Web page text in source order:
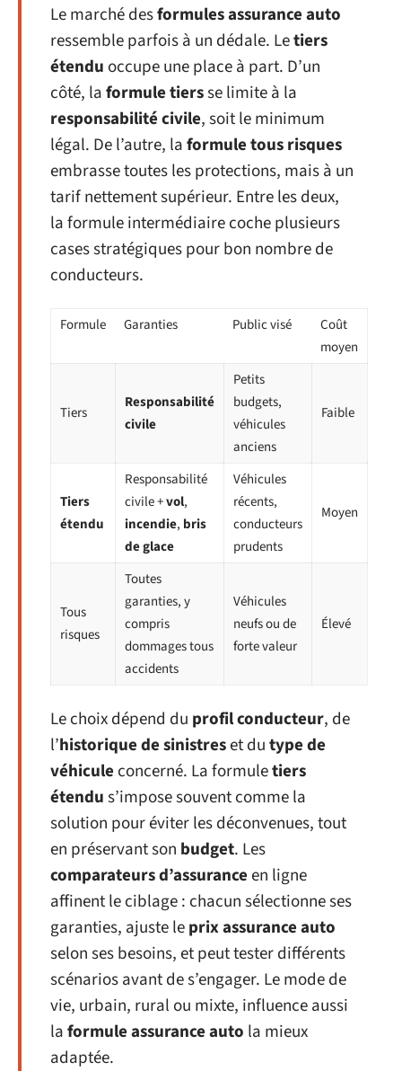
Le marché desformules assurance auto
ressemble parfois à un dédale. Letiers
étendu occupe une place à part. D’un
côté, laformule tiersse limite à la
responsabilité civile, soit le minimum
légal. De l’autre, laformule tous risques
embrasse toutes les protections, mais à un
tarif nettement supérieur. Entre les deux,
la formule intermédiaire coche plusieurs
cases stratégiques pour bon nombre de
conducteurs.
Formule Garanties Public visé
Coût
moyen
Tiers
Responsabilité
civile
Petits
budgets,
véhicules
anciens
Faible
Tiers
étendu
Responsabilité
civile +vol,
incendie, bris
de glace
Véhicules
récents,
conducteurs
prudents
Moyen
Tous
risques
Toutes
garanties, y
compris
dommages tous
accidents
Véhicules
neufs ou de
forte valeur
Élevé
Le choix dépend du profil conducteur, de
l’historique de sinistreset dutype de
véhicule concerné. La formuletiers
étendus’impose souvent comme la
solution pour éviter les déconvenues, tout
en préservant son budget. Les
comparateurs d’assuranceen ligne
affinent le ciblage : chacun sélectionne ses
garanties, ajuste leprix assurance auto
selon ses besoins, et peut tester différents
scénarios avant de s’engager. Le mode de
vie, urbain, rural ou mixte, influence aussi
laformule assurance auto la mieux
adaptée.